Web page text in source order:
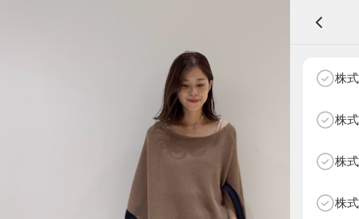
物販部門 NEXT AGE
A
株
株
株
株